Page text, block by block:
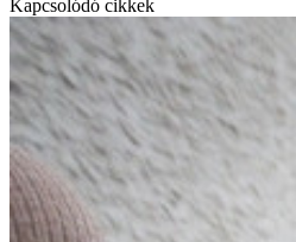
Kapcsolódó cikkek